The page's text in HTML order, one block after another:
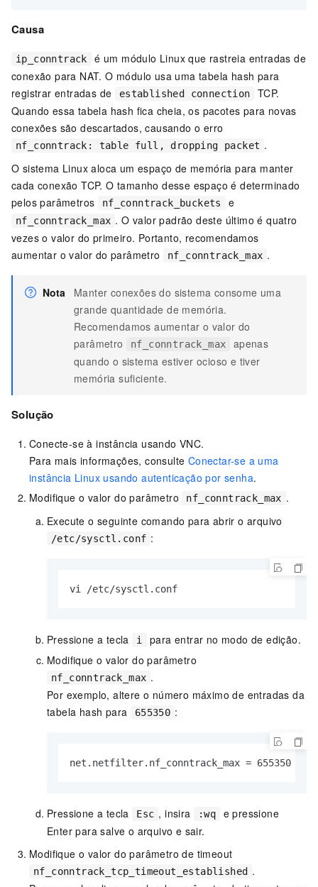
Causa
ip_conntrack
é um módulo Linux que rastreia entradas de
conexão para NAT. O módulo usa uma tabela hash para
registrar entradas de
established connection
TCP.
Quando essa tabela hash fica cheia, os pacotes para novas
conexões são descartados, causando o erro
nf_conntrack: table full, dropping packet .
O sistema Linux aloca um espaço de memória para manter
cada conexão TCP. O tamanho desse espaço é determinado
pelos parâmetros
nf_conntrack_buckets e
nf_conntrack_max . O valor padrão deste último é quatro
vezes o valor do primeiro. Portanto, recomendamos
aumentar o valor do parâmetro
nf_conntrack_max .
Nota
Manter conexões do sistema consome uma
grande quantidade de memória.
Recomendamos aumentar o valor do
parâmetro
nf_conntrack_max
apenas
quando o sistema estiver ocioso e tiver
memória suficiente.
Solução
Conecte-se à instância usando VNC.
Para mais informações, consulte Conectar-se a uma
instância Linux usando autenticação por senha.
Modifique o valor do parâmetro
nf_conntrack_max .
Execute o seguinte comando para abrir o arquivo
/etc/sysctl.conf :
vi /etc/sysctl.conf
Pressione a tecla i
para entrar no modo de edição.
Modifique o valor do parâmetro
nf_conntrack_max .
Por exemplo, altere o número máximo de entradas da
tabela hash para
655350 :
net.netfilter.nf_conntrack_max = 655350
Pressione a tecla Esc , insira :wq
e pressione
Enter para salve o arquivo e sair.
Modifique o valor do parâmetro de timeout
nf_conntrack_tcp_timeout_established .